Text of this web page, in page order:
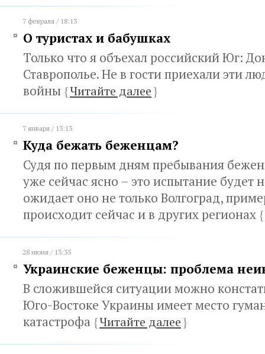
7 февраля / 18:13
О туристах и бабушках
Только что я объехал российский Юг:
Ставрополье. Не в гости приехали эти
войны {Читайте далее}
7 января / 13:13
Куда бежать беженцам?
Судя по первым дням пребывания
уже сейчас ясно – это испытание будет
ожидает оно не только Волгоград,
происходит сейчас и в других регионах {
28 июня / 13:35
Украинские беженцы: проблема
В сложившейся ситуации можно
Юго-Востоке Украины имеет место
катастрофа {Читайте далее}